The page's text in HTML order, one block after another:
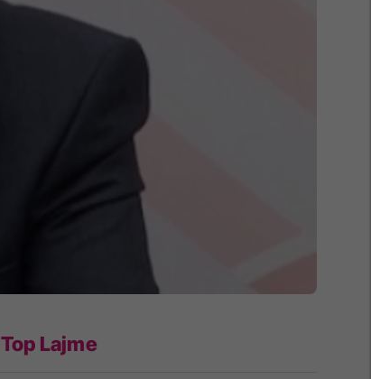
Top Lajme